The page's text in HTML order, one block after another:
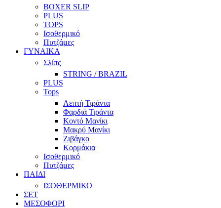
BOXER SLIP
PLUS
TOPS
Ισοθερμικό
Πυτζάμες
ΓΥΝΑΙΚΑ
Σλίπς
STRING / BRAZIL
PLUS
Tops
Λεπτή Τιράντα
Φαρδιά Τιράντα
Κοντό Μανίκι
Μακρύ Μανίκι
Ζιβάγκο
Κορμάκια
Ισοθερμικό
Πυτζάμες
ΠΑΙΔΙ
ΙΣΟΘΕΡΜΙΚΟ
ΣΕΤ
ΜΕΣΟΦΟΡΙ